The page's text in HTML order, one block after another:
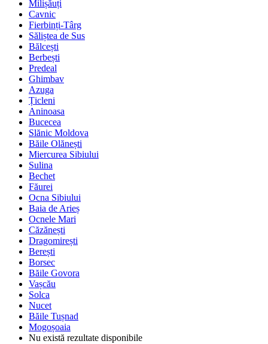
Milișăuți
Cavnic
Fierbinți-Târg
Săliștea de Sus
Bălcești
Berbești
Predeal
Ghimbav
Azuga
Țicleni
Aninoasa
Bucecea
Slănic Moldova
Băile Olănești
Miercurea Sibiului
Sulina
Bechet
Făurei
Ocna Sibiului
Baia de Arieș
Ocnele Mari
Căzănești
Dragomirești
Berești
Borsec
Băile Govora
Vașcău
Solca
Nucet
Băile Tușnad
Mogoșoaia
Nu există rezultate disponibile